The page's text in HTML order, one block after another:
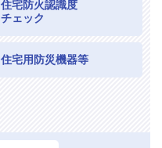
住宅防火認識度
チェック
住宅用防災機器等